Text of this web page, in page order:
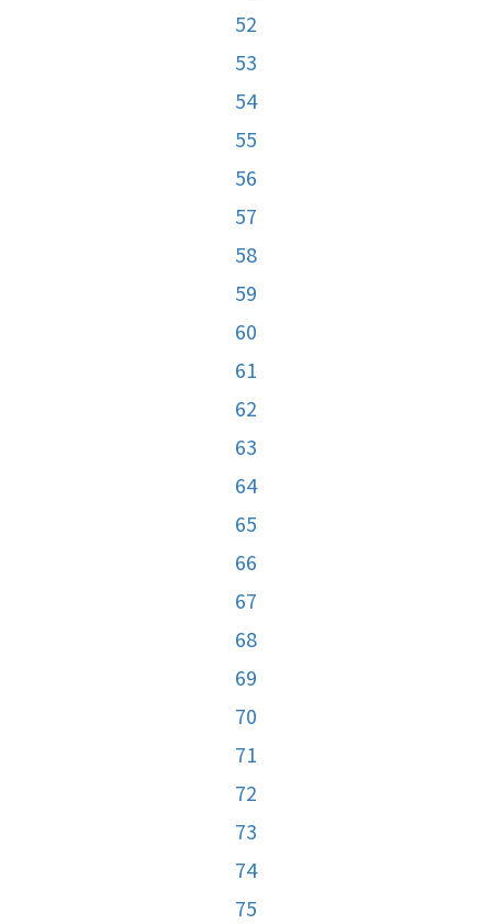
52
53
54
55
56
57
58
59
60
61
62
63
64
65
66
67
68
69
70
71
72
73
74
75